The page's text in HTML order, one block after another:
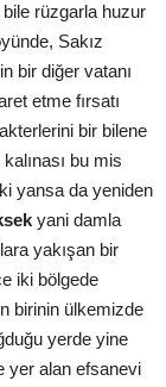
bile rüzgarla huzur
Sakız
bir diğer vatanı
etme fırsatı
bir bilene
bu mis
yansa da yeniden
yani damla
yakışan bir
iki bölgede
birinin ülkemizde
yerde yine
yer alan efsanevi